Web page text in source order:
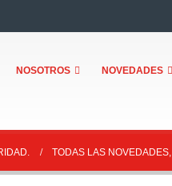
NOSOTROS NOVEDADES
TODAS LAS NOVEDADES,